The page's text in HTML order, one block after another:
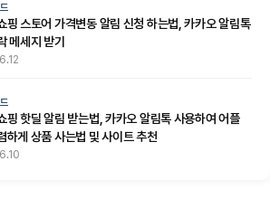
핑 스토어 가격변동 알림 신청 하는법, 카카오 알림톡
메세지 받기
핑 핫딜 알림 받는법, 카카오 알림톡 사용하여 어플
하게 상품 사는법 및 사이트 추천